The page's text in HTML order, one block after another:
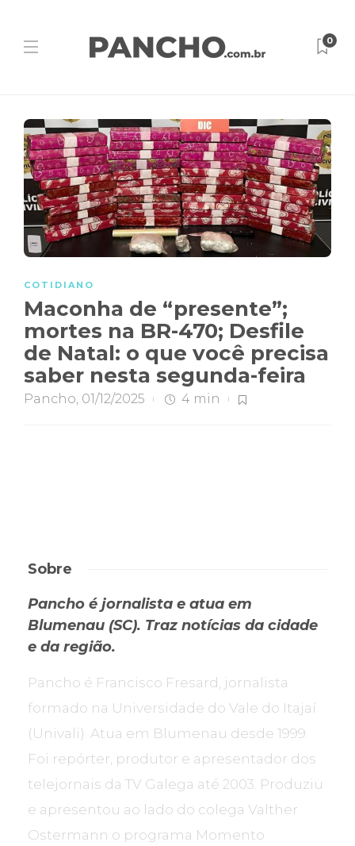
0
COTIDIANO
Maconha de “presente”;
mortes na BR-470; Desfile
de Natal: o que você precisa
saber nesta segunda-feira
Pancho, 01/12/2025 4 min
Sobre
Pancho é jornalista e atua em
Blumenau (SC). Traz notícias da cidade
e da região.
Pancho é Francisco Fresard, jornalista
formado na Universidade do Vale do Itajaí
(Univali). Atua em Blumenau desde 1999.
Foi repórter, produtor e apresentador dos
telejornais da TV Galega até 2003. Produziu
e apresentou ao lado do colega Valther
Ostermann o programa Momento